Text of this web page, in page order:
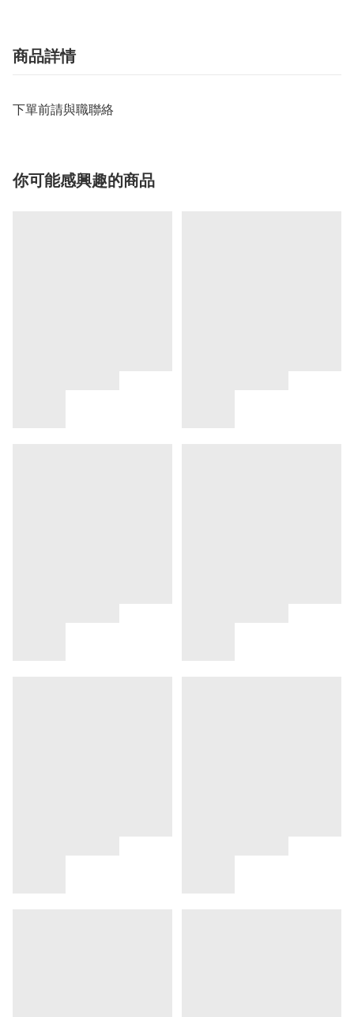
商品詳情
下單前請與職聯絡
你可能感興趣的商品